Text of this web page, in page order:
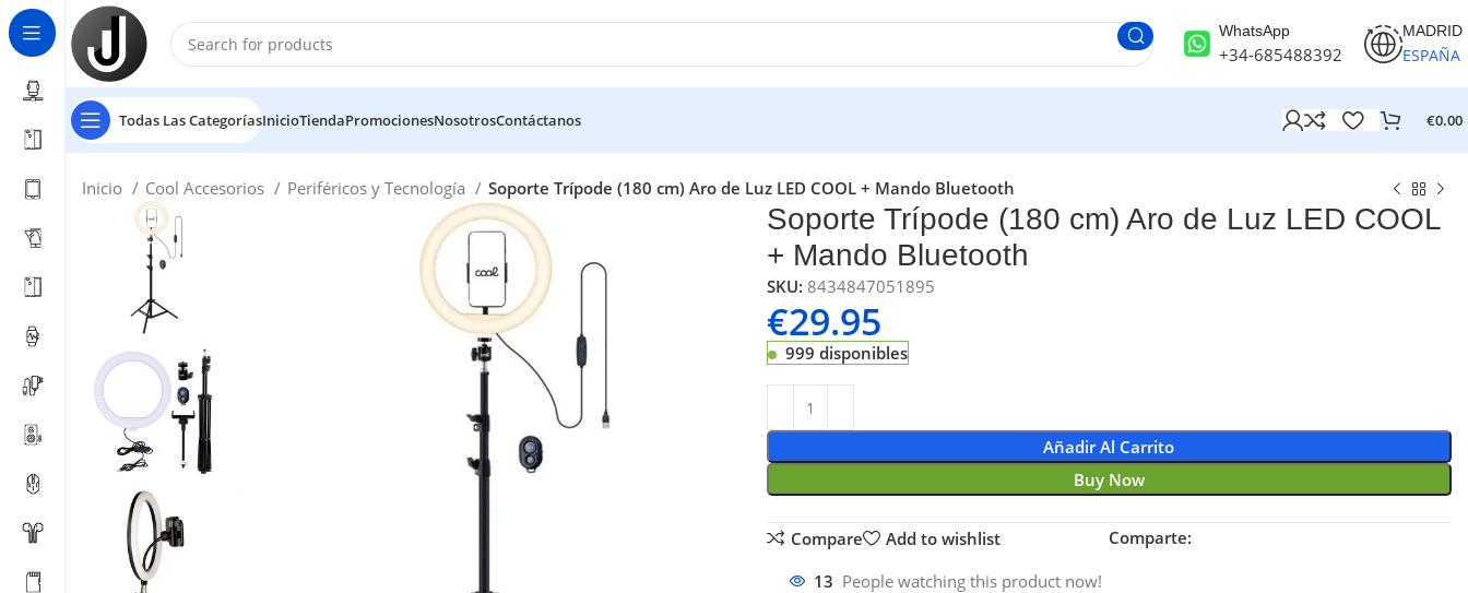
WhatsApp
+34-685488392
MADRID
ESPAÑA
Todas Las CategoríasInicioTiendaPromocionesNosotrosContáctanos €0.00
Inicio Cool Accesorios Periféricos y Tecnología Soporte Trípode (180 cm) Aro de Luz LED COOL + Mando Bluetooth
Soporte Trípode (180 cm) Aro de Luz LED COOL
+ Mando Bluetooth
SKU: 8434847051895
€29.95
999 disponibles
Añadir Al Carrito
Buy Now
Compare Add to wishlist Comparte:
13 People watching this product now!